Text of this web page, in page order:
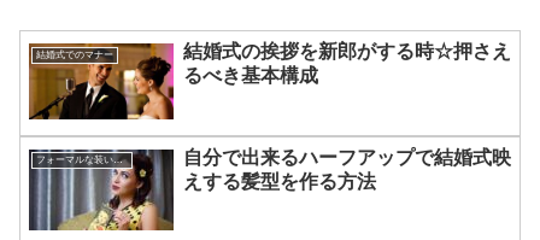
結婚式でのマナー
結婚式の挨拶を新郎がする時☆押さえ
るべき基本構成
フォーマルな装いのアドバイス
自分で出来るハーフアップで結婚式映
えする髪型を作る方法